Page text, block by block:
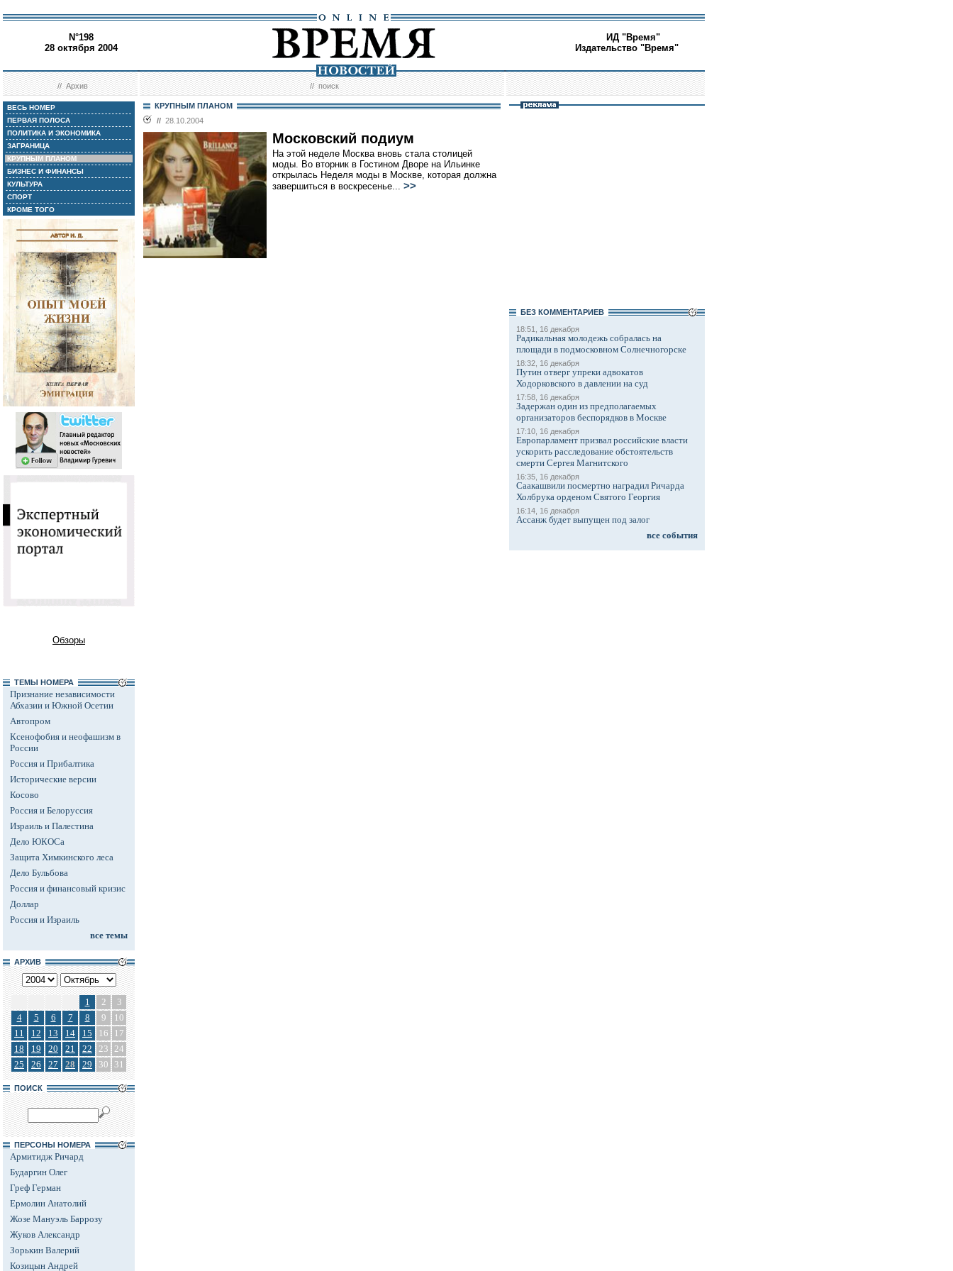
N°198
28 октября 2004
ИД "Время"
Издательство "Время"
//Архив //поиск
ВЕСЬ НОМЕР
ПЕРВАЯ ПОЛОСА
ПОЛИТИКА И ЭКОНОМИКА
ЗАГРАНИЦА
КРУПНЫМ ПЛАНОМ
БИЗНЕС И ФИНАНСЫ
КУЛЬТУРА
СПОРТ
КРОМЕ ТОГО
Обзоры
ТЕМЫ НОМЕРА
Признание независимости
Абхазии и Южной Осетии
Автопром
Ксенофобия и неофашизм в
России
Россия и Прибалтика
Исторические версии
Косово
Россия и Белоруссия
Израиль и Палестина
Дело ЮКОСа
Защита Химкинского леса
Дело Бульбова
Россия и финансовый кризис
Доллар
Россия и Израиль
все темы
АРХИВ
1 2
3
4
5 6 7 8 9
10
11
12 13 14 15 16
17
18
19 20 21 22 23 24
25
26 27 28 29 30 31
ПОИСК
ПЕРСОНЫ НОМЕРА
Армитидж Ричард
Бударгин Олег
Греф Герман
Ермолин Анатолий
Жозе Мануэль Баррозу
Жуков Александр
Зорькин Валерий
Козицын Андрей
КРУПНЫМ ПЛАНОМ
// 28.10.2004
Московский подиум
На этой неделе Москва вновь стала столицей
моды. Во вторник в Гостином Дворе на Ильинке
открылась Неделя моды в Москве, которая должна
завершиться в воскресенье... >>
БЕЗ КОМMЕНТАРИЕВ
18:51, 16 декабря
Радикальная молодежь собралась на
площади в подмосковном Солнечногорске
18:32, 16 декабря
Путин отверг упреки адвокатов
Ходорковского в давлении на суд
17:58, 16 декабря
Задержан один из предполагаемых
организаторов беспорядков в Москве
17:10, 16 декабря
Европарламент призвал российские власти
ускорить расследование обстоятельств
смерти Сергея Магнитского
16:35, 16 декабря
Саакашвили посмертно наградил Ричарда
Холбрука орденом Святого Георгия
16:14, 16 декабря
Ассанж будет выпущен под залог
все события